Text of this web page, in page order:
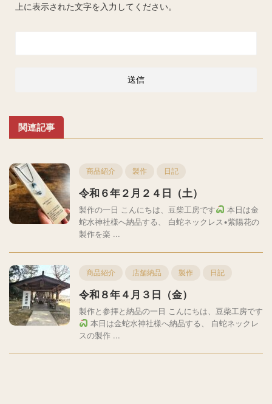
上に表示された文字を入力してください。
関連記事
商品紹介 製作 日記
令和６年２月２４日（土）
製作の一日 こんにちは、豆柴工房です
本日は金
蛇水神社様へ納品する、 白蛇ネックレス•紫陽花の
製作を楽 ...
商品紹介 店舗納品 製作 日記
令和８年４月３日（金）
製作と参拝と納品の一日 こんにちは、豆柴工房です
本日は金蛇水神社様へ納品する、 白蛇ネックレ
スの製作 ...